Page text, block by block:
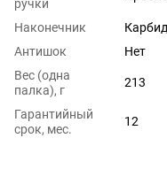
ручки
Наконечник
Антишок
Нет
Вес (одна
палка), г
213
Гарантийный
срок, мес.
12